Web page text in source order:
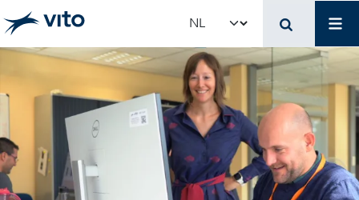
Skip to main content
Select your language